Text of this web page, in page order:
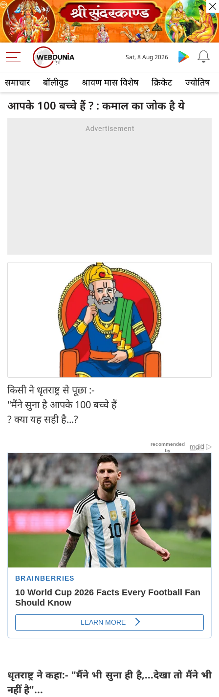
समाचार बॉलीवुड श्रावण मास विशेष क्रिकेट ज्योतिष
Sat, 8 Aug 2026
आपके 100 बच्चे हैं ? : कमाल का जोक है ये
किसी ने धृतराष्ट्र से पूछा :-
"मैंने सुना है आपके 100 बच्चे हैं
? क्या यह सही है...?
धृतराष्ट्र ने कहा:- "मैंने भी सुना ही है,...देखा तो मैंने भी
नहीं है"...